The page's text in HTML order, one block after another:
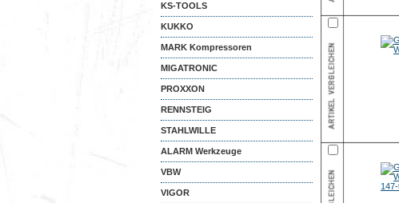
KS-TOOLS
KUKKO
MARK Kompressoren
MIGATRONIC
PROXXON
RENNSTEIG
STAHLWILLE
ALARM Werkzeuge
VBW
VIGOR